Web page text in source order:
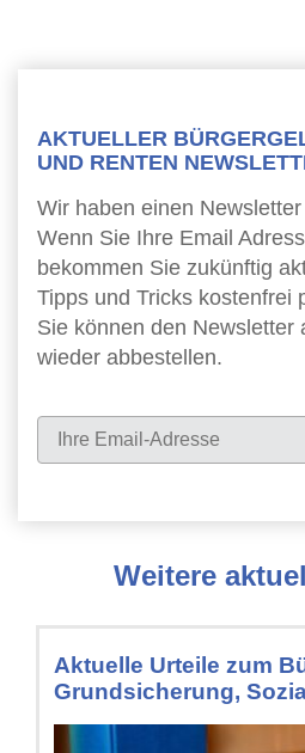
AKTUELLER
UND RENTEN
Wir haben einen
Wenn Sie Ihre Email
bekommen Sie zukünftig
Tipps und Tricks kostenfrei
Sie können den Newsletter
wieder abbestellen.
Weitere
Aktuelle Urteile zum
Grundsicherung,